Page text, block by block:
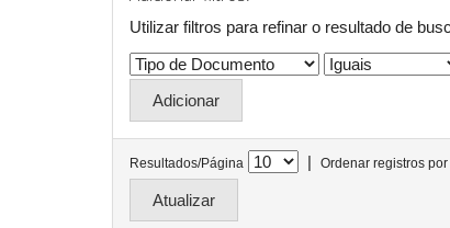
Utilizar filtros para refinar o resultado de
Resultados/Página | Ordenar registros por